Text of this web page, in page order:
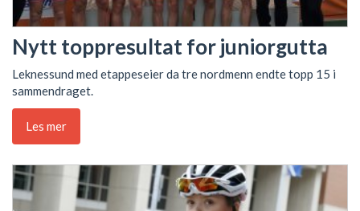
Nytt toppresultat for juniorgutta
Leknessund med etappeseier da tre nordmenn endte topp 15 i
sammendraget.
Les mer